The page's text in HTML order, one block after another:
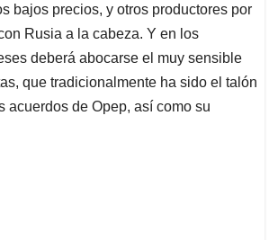
bajos precios, y otros productores por
Rusia a la cabeza. Y en los
deberá abocarse el muy sensible
que tradicionalmente ha sido el talón
acuerdos de Opep, así como su